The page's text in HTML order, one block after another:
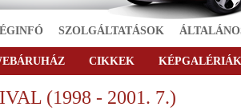
SZOLGÁLTATÁSOK
CIKKEK KÉPGALÉRIÁK
(1998 - 2001. 7.)